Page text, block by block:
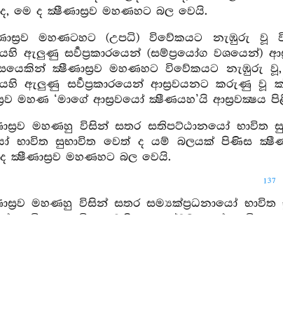
මෙ ද ක්‍ෂීණාස්‍රව මහණහට බල වෙයි.
මහණටහට (උපධි) විවේකයට නැඹුරු වූ
ඇලුණු සර්‍වප්‍රකාරයෙන් (සම්ප්‍රයෝග
ක්‍ෂීණාස්‍රව මහණහට විවේකයට නැඹුරු
ඇලුණු සර්‍වප්‍රකාරයෙන් ආස්‍රවයනට කරුණු වූ
මහණ ‘මාගේ ආස්‍රවයෝ ක්‍ෂීණයහ’යි ආස්‍රවක්‍ෂය
මහණහු විසින් සතර සතිපට්ඨානයෝ භාවිත
භාවිත සුභාවිත වෙත් ද යම් බලයක් පිණිස
ක්‍ෂීණාස්‍රව මහණහට බල වෙයි.
137
මහණහු විසින් සතර සම්‍යක්ප්‍රධනායෝ
භාවිත සුභාවිත වෙති ... පඤ්චබලයෝ භාවිත